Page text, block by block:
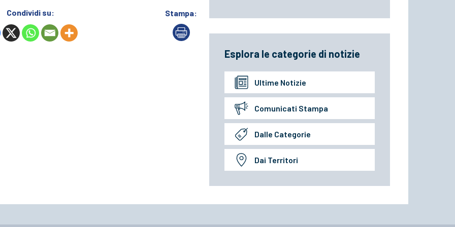
Condividi su: Stampa:
Esplora le categorie di notizie
Ultime Notizie
Comunicati Stampa
Dalle Categorie
Dai Territori